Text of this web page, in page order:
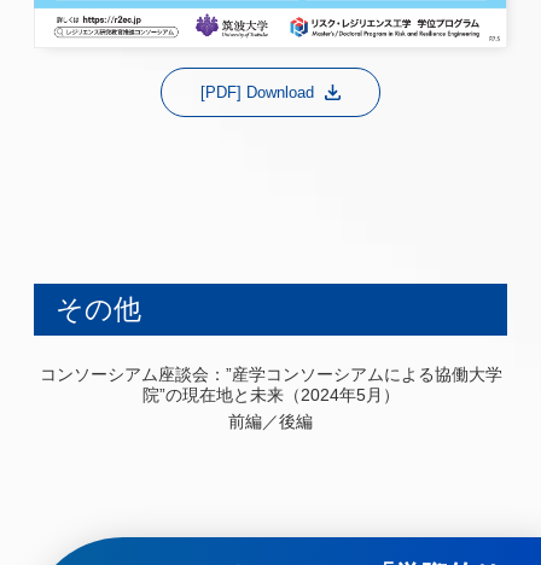
[PDF] Download
その他
コンソーシアム座談会：”産学コンソーシアムによる協働大学
院”の現在地と未来（2024年5月）
前編／後編